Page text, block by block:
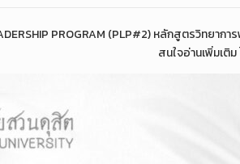
PROGRAM (PLP#2) หลักสูตรวิทย
สนใจอ่านเพิ่มเติม